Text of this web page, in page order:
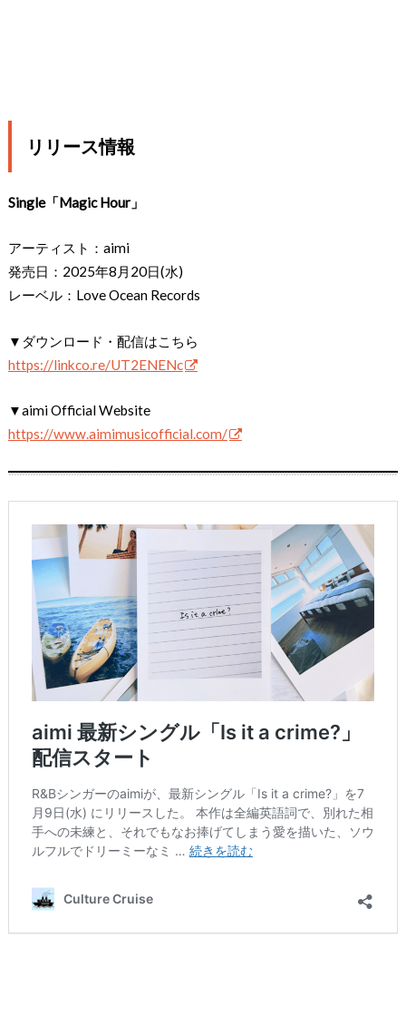
リリース情報
Single「Magic Hour」
アーティスト：aimi
発売日：2025年8月20日(水)
レーベル：Love Ocean Records
▼ダウンロード・配信はこちら
https://linkco.re/UT2ENENc
▼aimi Official Website
https://www.aimimusicofficial.com/